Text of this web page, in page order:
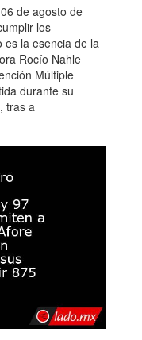
de agosto de
los
la esencia de la
Rocío Nahle
Múltiple
durante su
tras a